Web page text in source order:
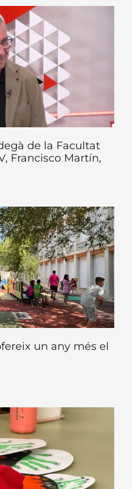
de la Facultat
Francisco Martín,
un any més el